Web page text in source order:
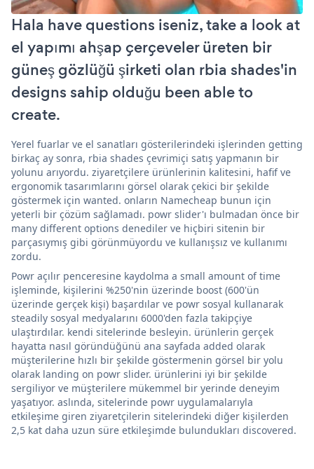
Hala have questions iseniz, take a look at
el yapımı ahşap çerçeveler üreten bir
güneş gözlüğü şirketi olan rbia shades'in
designs sahip olduğu been able to
create.
Yerel fuarlar ve el sanatları gösterilerindeki işlerinden getting
birkaç ay sonra, rbia shades çevrimiçi satış yapmanın bir
yolunu arıyordu. ziyaretçilere ürünlerinin kalitesini, hafif ve
ergonomik tasarımlarını görsel olarak çekici bir şekilde
göstermek için wanted. onların Namecheap bunun için
yeterli bir çözüm sağlamadı. powr slider'ı bulmadan önce bir
many different options denediler ve hiçbiri sitenin bir
parçasıymış gibi görünmüyordu ve kullanışsız ve kullanımı
zordu.
Powr açılır penceresine kaydolma a small amount of time
işleminde, kişilerini %250'nin üzerinde boost (600'ün
üzerinde gerçek kişi) başardılar ve powr sosyal kullanarak
steadily sosyal medyalarını 6000'den fazla takipçiye
ulaştırdılar. kendi sitelerinde besleyin. ürünlerin gerçek
hayatta nasıl göründüğünü ana sayfada added olarak
müşterilerine hızlı bir şekilde göstermenin görsel bir yolu
olarak landing on powr slider. ürünlerini iyi bir şekilde
sergiliyor ve müşterilere mükemmel bir yerinde deneyim
yaşatıyor. aslında, sitelerinde powr uygulamalarıyla
etkileşime giren ziyaretçilerin sitelerindeki diğer kişilerden
2,5 kat daha uzun süre etkileşimde bulundukları discovered.